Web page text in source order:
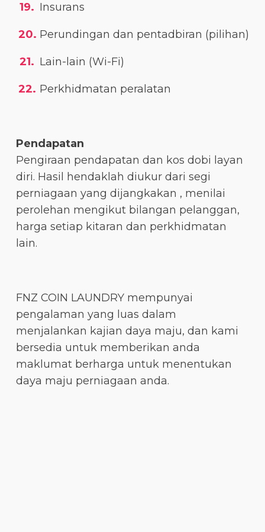
Insurans
Perundingan dan pentadbiran (pilihan)
Lain-lain (Wi-Fi)
Perkhidmatan peralatan
Pendapatan
Pengiraan pendapatan dan kos dobi layan
diri. Hasil hendaklah diukur dari segi
perniagaan yang dijangkakan , menilai
perolehan mengikut bilangan pelanggan,
harga setiap kitaran dan perkhidmatan
lain.
FNZ COIN LAUNDRY mempunyai
pengalaman yang luas dalam
menjalankan kajian daya maju, dan kami
bersedia untuk memberikan anda
maklumat berharga untuk menentukan
daya maju perniagaan anda.